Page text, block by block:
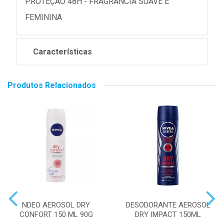
FEMININA
Características
Produtos Relacionados
NDEO AEROSOL DRY
CONFORT 150 ML 90G
DESODORANTE AEROSOL
DRY IMPACT 150ML